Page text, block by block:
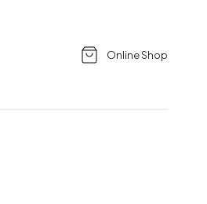
Online Shop